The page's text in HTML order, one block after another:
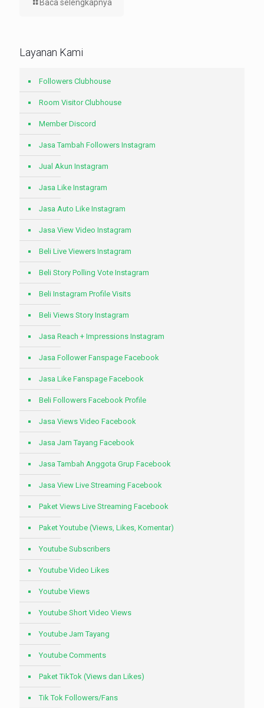
Baca selengkapnya
Layanan Kami
Followers Clubhouse
Room Visitor Clubhouse
Member Discord
Jasa Tambah Followers Instagram
Jual Akun Instagram
Jasa Like Instagram
Jasa Auto Like Instagram
Jasa View Video Instagram
Beli Live Viewers Instagram
Beli Story Polling Vote Instagram
Beli Instagram Profile Visits
Beli Views Story Instagram
Jasa Reach + Impressions Instagram
Jasa Follower Fanspage Facebook
Jasa Like Fanspage Facebook
Beli Followers Facebook Profile
Jasa Views Video Facebook
Jasa Jam Tayang Facebook
Jasa Tambah Anggota Grup Facebook
Jasa View Live Streaming Facebook
Paket Views Live Streaming Facebook
Paket Youtube (Views, Likes, Komentar)
Youtube Subscribers
Youtube Video Likes
Youtube Views
Youtube Short Video Views
Youtube Jam Tayang
Youtube Comments
Paket TikTok (Views dan Likes)
Tik Tok Followers/Fans